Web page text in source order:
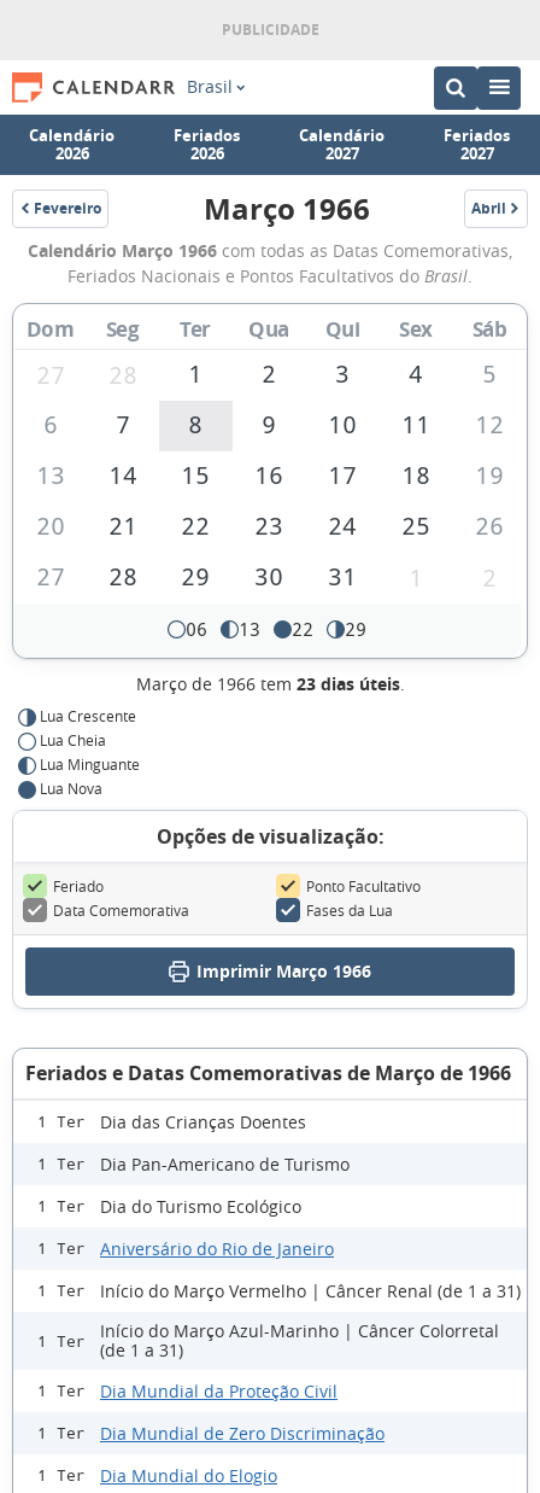
Brasil
Calendário
2026
Feriados
2026
Calendário
2027
Feriados
2027
Fevereiro
1966
Calendário
de
Março
de
1966
Março 1966 Abril
1966
Calendário Março 1966 com todas as Datas Comemorativas,
Feriados Nacionais e Pontos Facultativos do Brasil.
Dom Seg Ter Qua Qui Sex Sáb
27 28 1 2 3 4
5
6
7 8 9 10 11
12
13
14 15 16 17 18
19
20
21 22 23 24 25
26
27
28 29 30 31 1 2
06 13 22 29
Março de 1966 tem 23 dias úteis.
Lua Crescente
Lua Cheia
Lua Minguante
Lua Nova
Opções de visualização:
Feriado
Ponto Facultativo
Data Comemorativa
Fases da Lua
Imprimir Março 1966
Feriados e Datas Comemorativas de Março de 1966
1 Ter Dia das Crianças Doentes
1 Ter Dia Pan-Americano de Turismo
1 Ter Dia do Turismo Ecológico
1 Ter Aniversário do Rio de Janeiro
1 Ter Início do Março Vermelho | Câncer Renal (de 1 a 31)
1 Ter
Início do Março Azul-Marinho | Câncer Colorretal
(de 1 a 31)
1 Ter Dia Mundial da Proteção Civil
1 Ter Dia Mundial de Zero Discriminação
1 Ter Dia Mundial do Elogio